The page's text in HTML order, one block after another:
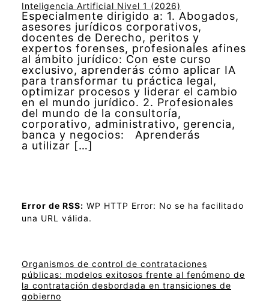
Inteligencia Artificial Nivel 1 (2026)
Especialmente dirigido a: 1. Abogados,
asesores jurídicos corporativos,
docentes de Derecho, peritos y
expertos forenses, profesionales afines
al ámbito jurídico: Con este curso
exclusivo, aprenderás cómo aplicar IA
para transformar tu práctica legal,
optimizar procesos y liderar el cambio
en el mundo jurídico. 2. Profesionales
del mundo de la consultoría,
corporativo, administrativo, gerencia,
banca y negocios: Aprenderás
a utilizar […]
Error de RSS: WP HTTP Error: No se ha facilitado
una URL válida.
Organismos de control de contrataciones
públicas: modelos exitosos frente al fenómeno de
la contratación desbordada en transiciones de
gobierno